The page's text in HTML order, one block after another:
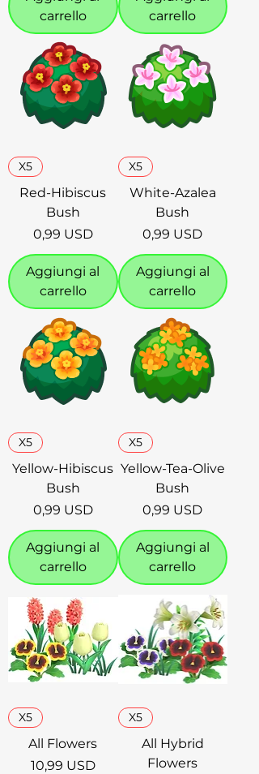
carrello
carrello
X5
Red-Hibiscus
Bush
Prezzo
0,99 USD
Aggiungi al
carrello
X5
White-Azalea
Bush
Prezzo
0,99 USD
Aggiungi al
carrello
X5
Yellow-Hibiscus
Bush
Prezzo
0,99 USD
Aggiungi al
carrello
X5
Yellow-Tea-Olive
Bush
Prezzo
0,99 USD
Aggiungi al
carrello
X5
All Flowers
Prezzo
10,99 USD
X5
All Hybrid
Flowers